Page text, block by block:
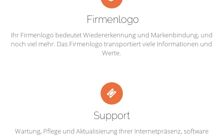
Firmenlogo
Ihr Firmenlogo bedeutet Wiedererkennung und Markenbindung, und
noch viel mehr. Das Firmenlogo transportiert viele Informationen und
Werte.
Support
Wartung, Pflege und Aktualisierung Ihrer Internetpräsenz, software